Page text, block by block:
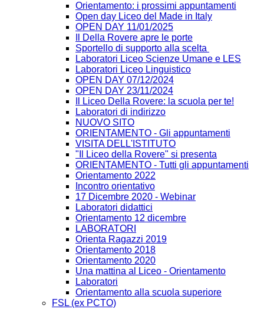
Orientamento: i prossimi appuntamenti
Open day Liceo del Made in Italy
OPEN DAY 11/01/2025
Il Della Rovere apre le porte
Sportello di supporto alla scelta
Laboratori Liceo Scienze Umane e LES
Laboratori Liceo Linguistico
OPEN DAY 07/12/2024
OPEN DAY 23/11/2024
Il Liceo Della Rovere: la scuola per te!
Laboratori di indirizzo
NUOVO SITO
ORIENTAMENTO - Gli appuntamenti
VISITA DELL'ISTITUTO
"Il Liceo della Rovere" si presenta
ORIENTAMENTO - Tutti gli appuntamenti
Orientamento 2022
Incontro orientativo
17 Dicembre 2020 - Webinar
Laboratori didattici
Orientamento 12 dicembre
LABORATORI
Orienta Ragazzi 2019
Orientamento 2018
Orientamento 2020
Una mattina al Liceo - Orientamento
Laboratori
Orientamento alla scuola superiore
FSL (ex PCTO)